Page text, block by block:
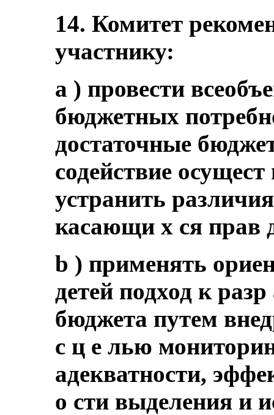
14. Комитет
участнику:
a ) провести
бюджетных
достаточные
содействие
устранить
касающи х ся прав
b ) применять
детей подход к
бюджета путем
с ц е лью
адекватности,
о сти выделения и